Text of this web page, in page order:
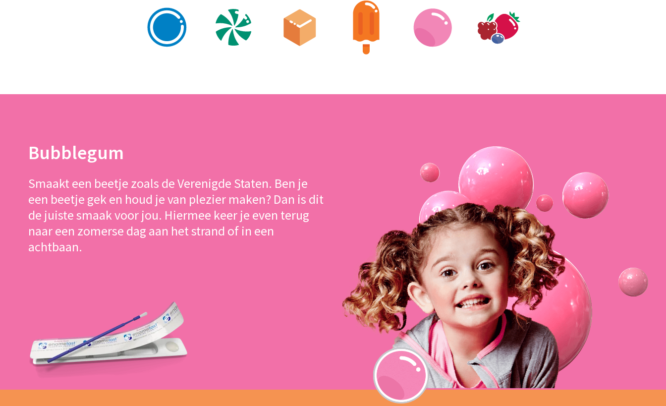
Bubblegum
Smaakt een beetje zoals de Verenigde Staten. Ben je
een beetje gek en houd je van plezier maken? Dan is dit
de juiste smaak voor jou. Hiermee keer je even terug
naar een zomerse dag aan het strand of in een
achtbaan.